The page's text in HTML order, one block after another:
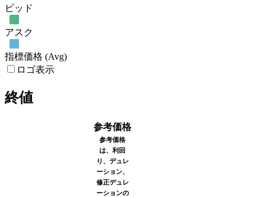
ビッド
アスク
指標価格 (Avg)
ロゴ表示
終値
参考価格
参考価格
は、利回
り、デュレ
ーション、
修正デュレ
ーションの